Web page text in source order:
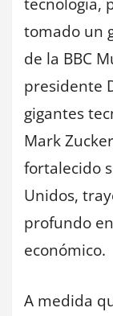
tecnología,
tomado un
de la BBC
presidente
gigantes
Mark
fortalecido
Unidos,
profundo
económico.
A medida